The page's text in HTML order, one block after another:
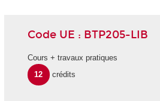
Code UE : BTP205-LIB
Cours + travaux pratiques
12
crédits